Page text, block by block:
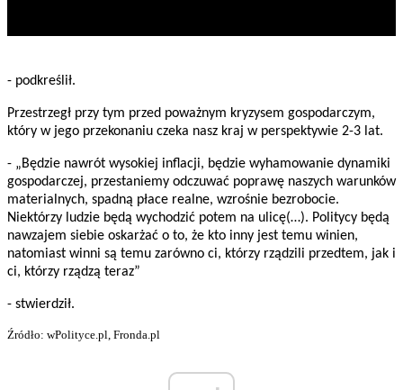
- podkreślił.
Przestrzegł przy tym przed poważnym kryzysem gospodarczym,
który w jego przekonaniu czeka nasz kraj w perspektywie 2-3 lat.
- „Będzie nawrót wysokiej inflacji, będzie wyhamowanie dynamiki
gospodarczej, przestaniemy odczuwać poprawę naszych warunków
materialnych, spadną płace realne, wzrośnie bezrobocie.
Niektórzy ludzie będą wychodzić potem na ulicę(…). Politycy będą
nawzajem siebie oskarżać o to, że kto inny jest temu winien,
natomiast winni są temu zarówno ci, którzy rządzili przedtem, jak i
ci, którzy rządzą teraz”
- stwierdził.
Źródło: wPolityce.pl, Fronda.pl